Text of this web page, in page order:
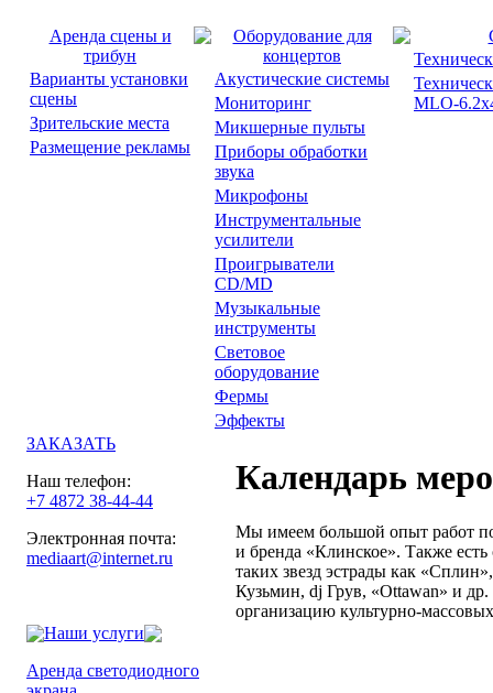
Аренда сцены и
трибун
Варианты установки
сцены
Зрительские места
Размещение рекламы
Оборудование для
концертов
Акустические системы
Мониторинг
Микшерные пульты
Приборы обработки
звука
Микрофоны
Инструментальные
усилители
Проигрыватели
CD/MD
Музыкальные
инструменты
Световое
оборудование
Фермы
Эффекты
MLO-
ЗАКАЗАТЬ
Наш телефон:
+7 4872 38-44-44
Электронная почта:
mediaart@internet.ru
Наши услуги
Аренда светодиодного
Календарь
Мы имеем большой опыт работ
и бренда «Клинское». Также
таких звезд эстрады как
Кузьмин, dj Грув, «Ottawan» и
организацию культурно-